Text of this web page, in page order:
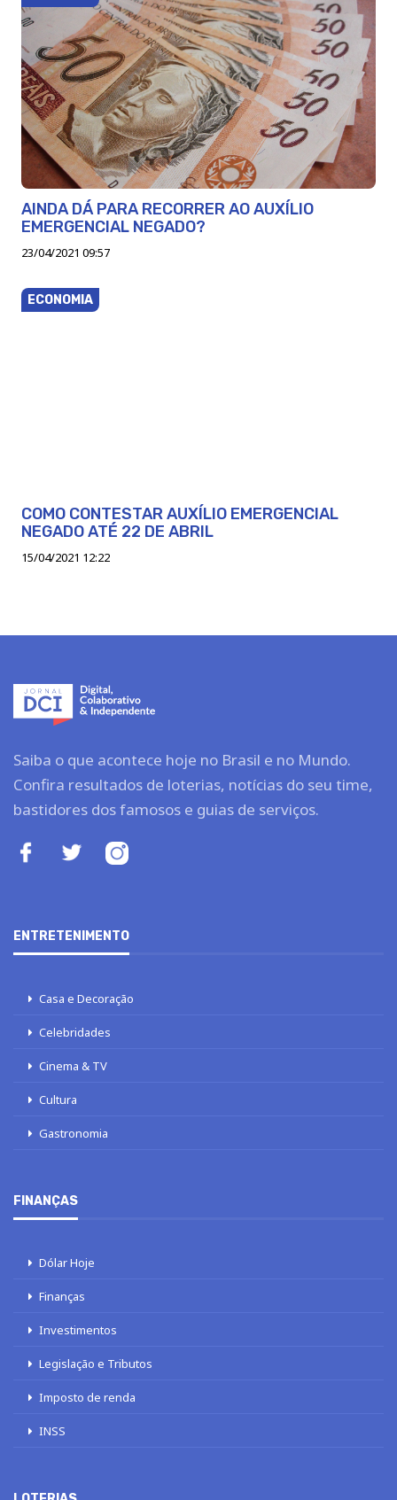
AINDA DÁ PARA RECORRER AO AUXÍLIO
EMERGENCIAL NEGADO?
23/04/2021 09:57
ECONOMIA
COMO CONTESTAR AUXÍLIO EMERGENCIAL
NEGADO ATÉ 22 DE ABRIL
15/04/2021 12:22
Saiba o que acontece hoje no Brasil e no Mundo.
Confira resultados de loterias, notícias do seu time,
bastidores dos famosos e guias de serviços.
ENTRETENIMENTO
Casa e Decoração
Celebridades
Cinema & TV
Cultura
Gastronomia
FINANÇAS
Dólar Hoje
Finanças
Investimentos
Legislação e Tributos
Imposto de renda
INSS